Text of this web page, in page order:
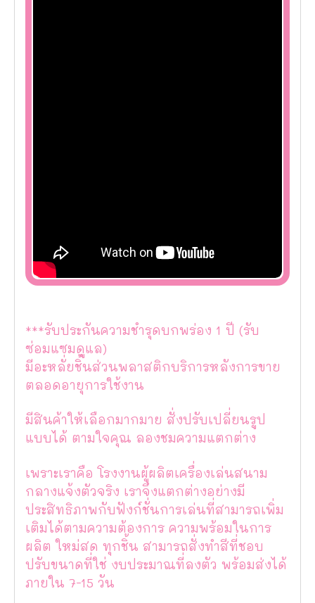
***รับประกันความชำรุดบกพร่อง 1 ปี (รับ
ซ่อมแซมดูแล)
มีอะหลั่ยชิ้นส่วนพลาสติกบริการหลังการขาย
ตลอดอายุการใช้งาน
มีสินค้าให้เลือกมากมาย สั่งปรับเปลี่ยนรูป
แบบได้ ตามใจคุณ ลองชมความแตกต่าง
เพราะเราคือ โรงงานผู้ผลิตเครื่องเล่นสนาม
กลางแจ้งตัวจริง เราจึงแตกต่างอย่างมี
ประสิทธิภาพกับฟังก์ชั่นการเล่นที่สามารถเพิ่ม
เติมได้ตามความต้องการ ความพร้อมในการ
ผลิต ใหม่สด ทุกชิ้น สามารถสั่งทำสีที่ชอบ
ปรับขนาดที่ใช่ งบประมาณที่ลงตัว พร้อมส่งได้
ภายใน 7-15 วัน